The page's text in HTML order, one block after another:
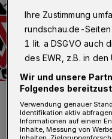
Symbolfoto.
Foto: Gerd Altmann
Ihre Zustimmung
rundschau.de-Seiten
1 lit. a DSGVO auch
des EWR, z.B. in den
Wir und unsere
Folgendes
Verwendung genauer
Identifikation aktiv
Informationen auf einem
Inhalte, Messung von